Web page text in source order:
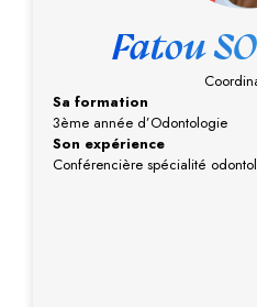
Fatou
Sa formation
3ème année d’Odontologie
Son expérience
Conférencière spécialité